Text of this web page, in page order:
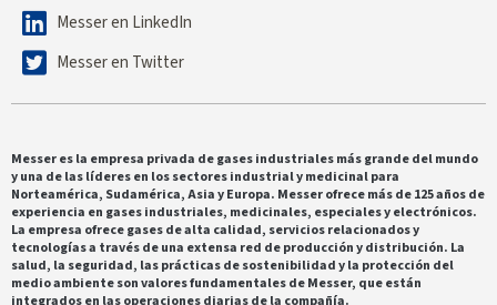
Messer en LinkedIn
Messer en Twitter
Messer es la empresa privada de gases industriales más grande del mundo
y una de las líderes en los sectores industrial y medicinal para
Norteamérica, Sudamérica, Asia y Europa. Messer ofrece más de 125 años de
experiencia en gases industriales, medicinales, especiales y electrónicos.
La empresa ofrece gases de alta calidad, servicios relacionados y
tecnologías a través de una extensa red de producción y distribución. La
salud, la seguridad, las prácticas de sostenibilidad y la protección del
medio ambiente son valores fundamentales de Messer, que están